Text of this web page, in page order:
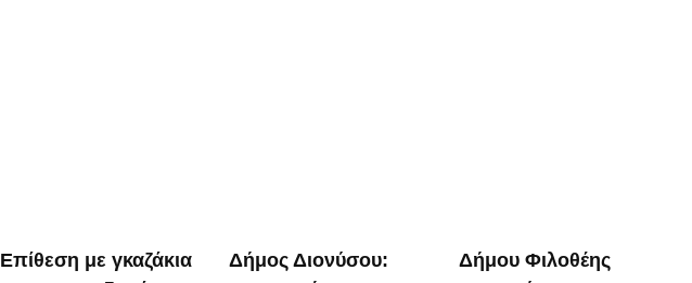
Επίθεση με γκαζάκια
Δήμος Διονύσου:
Δήμου Φιλοθέης